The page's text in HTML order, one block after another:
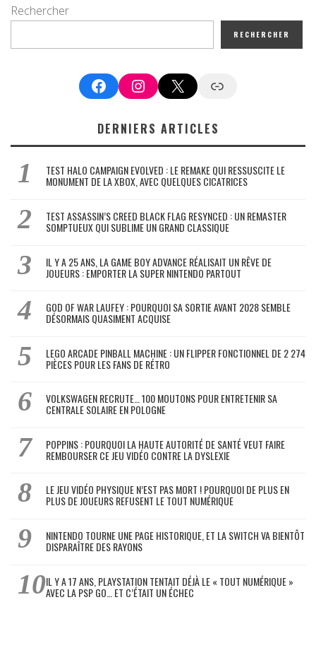
Rechercher
RECHERCHER
FacebookInstagram
X Google News
DERNIERS ARTICLES
TEST HALO CAMPAIGN EVOLVED : LE REMAKE QUI RESSUSCITE LE
MONUMENT DE LA XBOX, AVEC QUELQUES CICATRICES
TEST ASSASSIN’S CREED BLACK FLAG RESYNCED : UN REMASTER
SOMPTUEUX QUI SUBLIME UN GRAND CLASSIQUE
IL Y A 25 ANS, LA GAME BOY ADVANCE RÉALISAIT UN RÊVE DE
JOUEURS : EMPORTER LA SUPER NINTENDO PARTOUT
GOD OF WAR LAUFEY : POURQUOI SA SORTIE AVANT 2028 SEMBLE
DÉSORMAIS QUASIMENT ACQUISE
LEGO ARCADE PINBALL MACHINE : UN FLIPPER FONCTIONNEL DE 2 274
PIÈCES POUR LES FANS DE RÉTRO
VOLKSWAGEN RECRUTE… 100 MOUTONS POUR ENTRETENIR SA
CENTRALE SOLAIRE EN POLOGNE
POPPINS : POURQUOI LA HAUTE AUTORITÉ DE SANTÉ VEUT FAIRE
REMBOURSER CE JEU VIDÉO CONTRE LA DYSLEXIE
LE JEU VIDÉO PHYSIQUE N’EST PAS MORT ! POURQUOI DE PLUS EN
PLUS DE JOUEURS REFUSENT LE TOUT NUMÉRIQUE
NINTENDO TOURNE UNE PAGE HISTORIQUE, ET LA SWITCH VA BIENTÔT
DISPARAÎTRE DES RAYONS
IL Y A 17 ANS, PLAYSTATION TENTAIT DÉJÀ LE « TOUT NUMÉRIQUE »
AVEC LA PSP GO… ET C’ÉTAIT UN ÉCHEC